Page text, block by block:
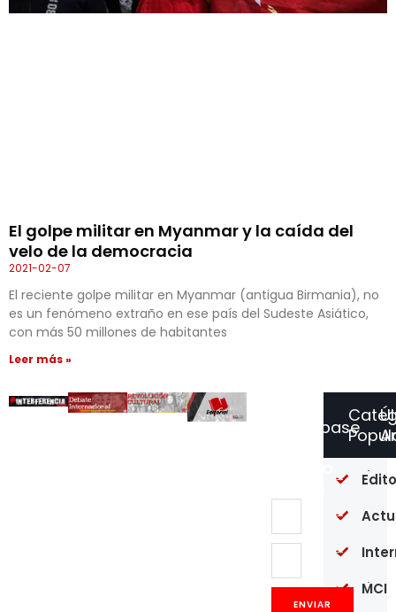
El golpe militar en Myanmar y la caída del
velo de la democracia
2021-02-07
El reciente golpe militar en Myanmar (antigua Birmania), no
es un fenómeno extraño en ese país del Sudeste Asiático,
con más 50 millones de habitantes
Leer más »
MCI
Suscríbase
ENVIAR